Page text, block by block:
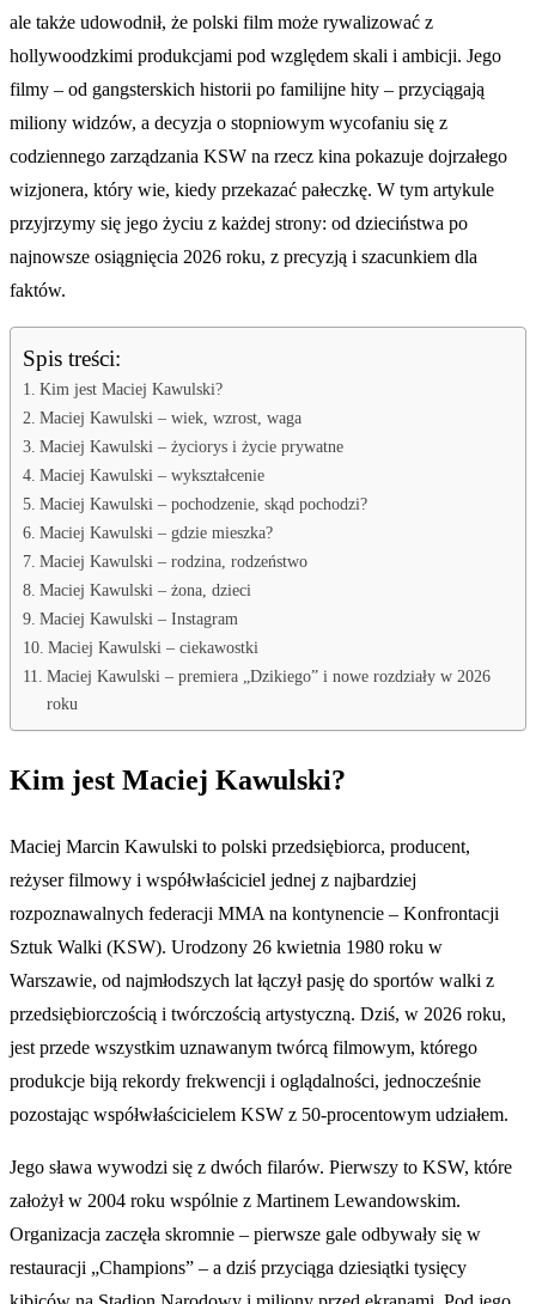
ale także udowodnił, że polski film może rywalizować z
hollywoodzkimi produkcjami pod względem skali i ambicji. Jego
filmy – od gangsterskich historii po familijne hity – przyciągają
miliony widzów, a decyzja o stopniowym wycofaniu się z
codziennego zarządzania KSW na rzecz kina pokazuje dojrzałego
wizjonera, który wie, kiedy przekazać pałeczkę. W tym artykule
przyjrzymy się jego życiu z każdej strony: od dzieciństwa po
najnowsze osiągnięcia 2026 roku, z precyzją i szacunkiem dla
faktów.
Spis treści:
Kim jest Maciej Kawulski?
Maciej Kawulski – wiek, wzrost, waga
Maciej Kawulski – życiorys i życie prywatne
Maciej Kawulski – wykształcenie
Maciej Kawulski – pochodzenie, skąd pochodzi?
Maciej Kawulski – gdzie mieszka?
Maciej Kawulski – rodzina, rodzeństwo
Maciej Kawulski – żona, dzieci
Maciej Kawulski – Instagram
Maciej Kawulski – ciekawostki
Maciej Kawulski – premiera „Dzikiego” i nowe rozdziały w 2026
roku
Kim jest Maciej Kawulski?
Maciej Marcin Kawulski to polski przedsiębiorca, producent,
reżyser filmowy i współwłaściciel jednej z najbardziej
rozpoznawalnych federacji MMA na kontynencie – Konfrontacji
Sztuk Walki (KSW). Urodzony 26 kwietnia 1980 roku w
Warszawie, od najmłodszych lat łączył pasję do sportów walki z
przedsiębiorczością i twórczością artystyczną. Dziś, w 2026 roku,
jest przede wszystkim uznawanym twórcą filmowym, którego
produkcje biją rekordy frekwencji i oglądalności, jednocześnie
pozostając współwłaścicielem KSW z 50-procentowym udziałem.
Jego sława wywodzi się z dwóch filarów. Pierwszy to KSW, które
założył w 2004 roku wspólnie z Martinem Lewandowskim.
Organizacja zaczęła skromnie – pierwsze gale odbywały się w
restauracji „Champions” – a dziś przyciąga dziesiątki tysięcy